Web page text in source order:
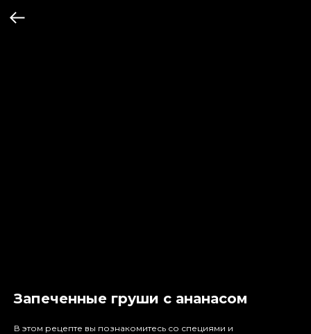
Запеченные груши с ананасом
В этом рецепте вы познакомитесь со специями и